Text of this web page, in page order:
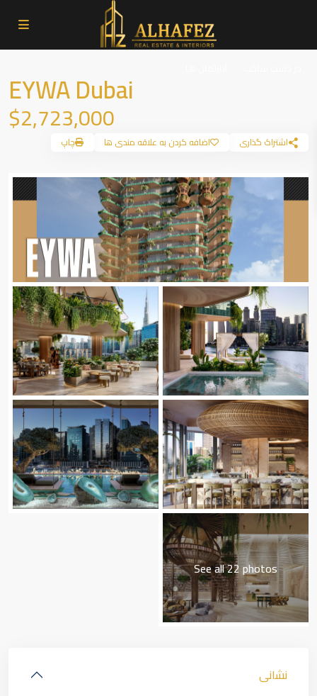
EYWA Dubai
$2,723,000
اشتراک گذاری اضافه کردن به علاقه مندی ها چاپ
See all 22 photos
نشانی